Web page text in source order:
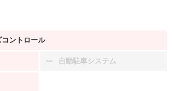
ントロール
自動駐車システム
：装備なし